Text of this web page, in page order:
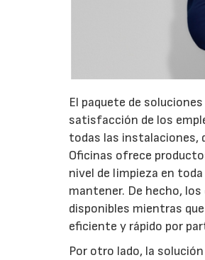
El paquete de
satisfacción de los
todas las instalaciones,
Oficinas ofrece
nivel de limpieza en
mantener. De hecho,
disponibles mientras
eficiente y rápido por
Por otro lado, la